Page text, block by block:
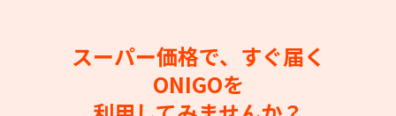
スーパー価格で、すぐ届く
ONIGOを